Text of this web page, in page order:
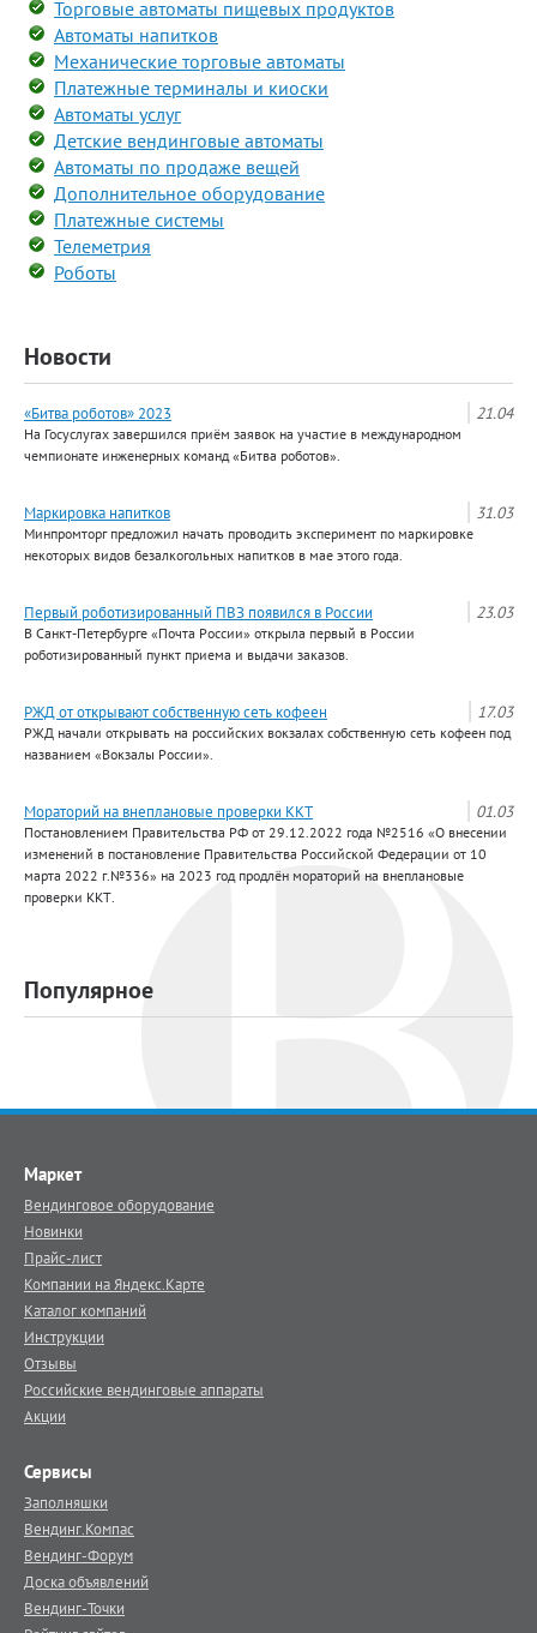
Торговые автоматы пищевых продуктов
Автоматы напитков
Механические торговые автоматы
Платежные терминалы и киоски
Автоматы услуг
Детские вендинговые автоматы
Автоматы по продаже вещей
Дополнительное оборудование
Платежные системы
Телеметрия
Роботы
Новости
21.04
«Битва роботов» 2023
На Госуслугах завершился приём заявок на участие в международном
чемпионате инженерных команд «Битва роботов».
31.03
Маркировка напитков
Минпромторг предложил начать проводить эксперимент по маркировке
некоторых видов безалкогольных напитков в мае этого года.
23.03
Первый роботизированный ПВЗ появился в России
В Санкт-Петербурге «Почта России» открыла первый в России
роботизированный пункт приема и выдачи заказов.
17.03
РЖД от открывают собственную сеть кофеен
РЖД начали открывать на российских вокзалах собственную сеть кофеен под
названием «Вокзалы России».
01.03
Мораторий на внеплановые проверки ККТ
Постановлением Правительства РФ от 29.12.2022 года №2516 «О внесении
изменений в постановление Правительства Российской Федерации от 10
марта 2022 г.№336» на 2023 год продлён мораторий на внеплановые
проверки ККТ.
Популярное
Маркет
Вендинговое оборудование
Новинки
Прайс-лист
Компании на Яндекс.Карте
Каталог компаний
Инструкции
Отзывы
Российские вендинговые аппараты
Акции
Сервисы
Заполняшки
Вендинг.Компас
Вендинг-Форум
Доска объявлений
Вендинг-Точки